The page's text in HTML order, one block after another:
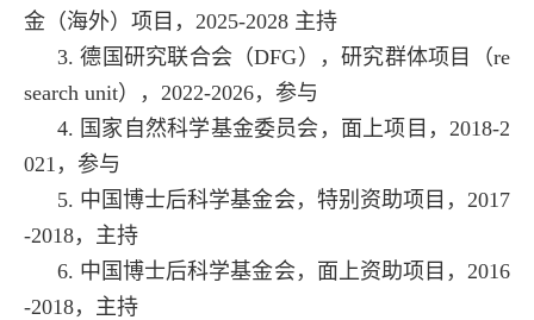
金（海外）项目，2025-2028 主持
3. 德国研究联合会（DFG），研究群体项目（re
search unit），2022-2026，参与
4. 国家自然科学基金委员会，面上项目，2018-2
021，参与
5. 中国博士后科学基金会，特别资助项目，2017
-2018，主持
6. 中国博士后科学基金会，面上资助项目，2016
-2018，主持